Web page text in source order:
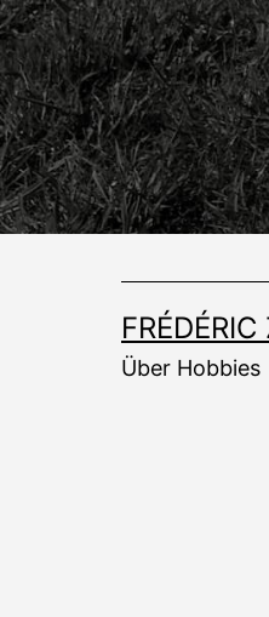
Zum
Inhalt
springen
Über Hobbies